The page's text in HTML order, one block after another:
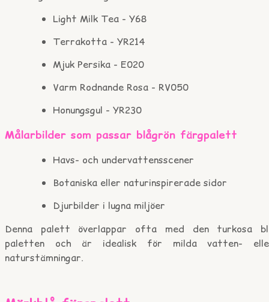
Light Milk Tea - Y68
Terrakotta - YR214
Mjuk Persika - E020
Varm Rodnande Rosa - RV050
Honungsgul - YR230
Målarbilder som passar blågrön färgpalett
Havs- och undervattensscener
Botaniska eller naturinspirerade sidor
Djurbilder i lugna miljöer
Denna palett överlappar ofta med den turkosa
paletten och är idealisk för milda vatten-
naturstämningar.